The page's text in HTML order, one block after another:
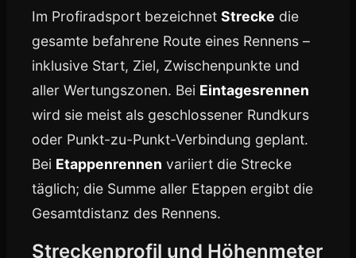
Im Profiradsport bezeichnet Strecke die
gesamte befahrene Route eines Rennens –
inklusive Start, Ziel, Zwischenpunkte und
aller Wertungszonen. Bei Eintagesrennen
wird sie meist als geschlossener Rundkurs
oder Punkt-zu-Punkt-Verbindung geplant.
Bei Etappenrennen variiert die Strecke
täglich; die Summe aller Etappen ergibt die
Gesamtdistanz des Rennens.
Streckenprofil und Höhenmeter